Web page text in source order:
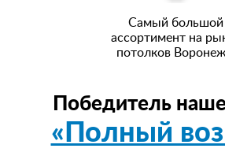
Самый большой
ассортимент на
потолков
Победитель
«Полный